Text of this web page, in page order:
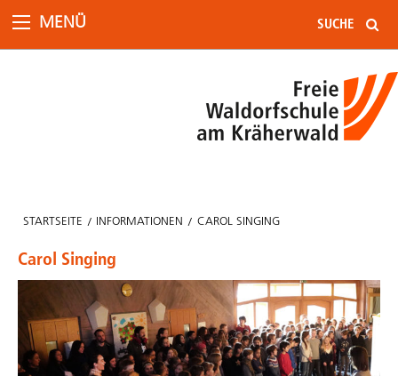
MENÜ
STARTSEITE INFORMATIONEN CAROL SINGING
Carol Singing